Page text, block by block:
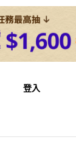
登入